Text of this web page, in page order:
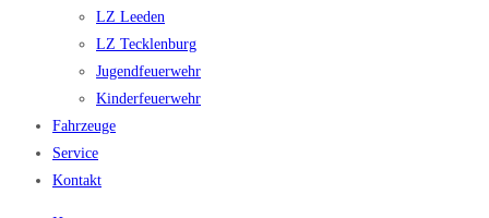
LZ Leeden
LZ Tecklenburg
Jugendfeuerwehr
Kinderfeuerwehr
Fahrzeuge
Service
Kontakt